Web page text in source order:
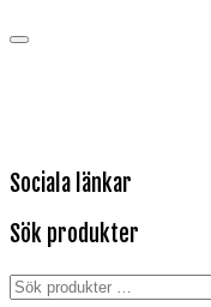
Sociala länkar
Sök produkter
Sök